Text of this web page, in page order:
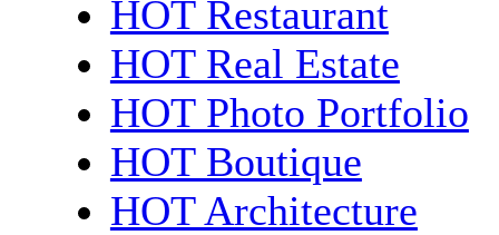
HOT Restaurant
HOT Real Estate
HOT Photo Portfolio
HOT Boutique
HOT Architecture